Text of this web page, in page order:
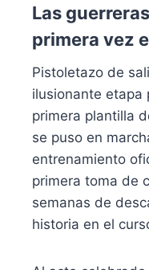
Las
primera vez
Pistoletazo de
ilusionante etapa
primera plantilla
se puso en
entrenamiento
primera toma de
semanas de
historia en el